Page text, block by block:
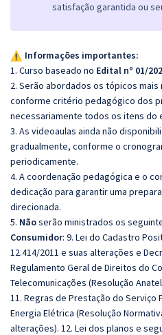
satisfação garantida ou
Informações importantes:
1. Curso baseado no Edital nº 01/
2. Serão abordados os tópicos
conforme critério pedagógico dos
necessariamente todos os itens do
3. As videoaulas ainda não
gradualmente, conforme o
periodicamente.
4. A coordenação pedagógica e o
dedicação para garantir uma
direcionada.
5. Nãoserão ministrados os
Consumidor: 9. Lei do Cadastro
12.414/2011 e suas alterações e
Regulamento Geral de Direitos do
Telecomunicações (Resolução
11. Regras de Prestação do Serviço
Energia Elétrica (Resolução
alterações). 12. Lei dos planos e